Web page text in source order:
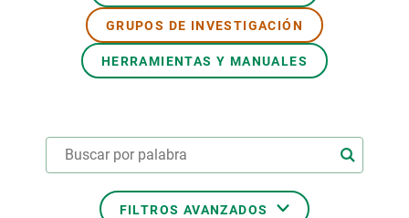
GRUPOS DE INVESTIGACIÓN
HERRAMIENTAS Y MANUALES
FILTROS AVANZADOS
NOTICIAS Y AGENDA